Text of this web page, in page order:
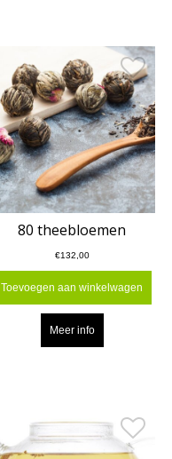
80 theebloemen
€132,00
Toevoegen aan winkelwagen
Meer info